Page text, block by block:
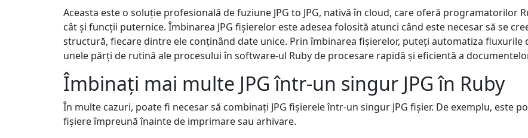
Aceasta este o soluție profesională de fuziune JPG to JPG, nativă în cloud, care oferă programatorilor
cât și funcții puternice. Îmbinarea JPG fișierelor este adesea folosită atunci când este necesar să se
structură, fiecare dintre ele conținând date unice. Prin îmbinarea fișierelor, puteți automatiza fluxurile
unele părți de rutină ale procesului în software-ul Ruby de procesare rapidă și eficientă a
Îmbinați mai multe JPG într-un singur JPG în Ruby
În multe cazuri, poate fi necesar să combinați JPG fișierele într-un singur JPG fișier. De exemplu, este
fișiere împreună înainte de imprimare sau arhivare.